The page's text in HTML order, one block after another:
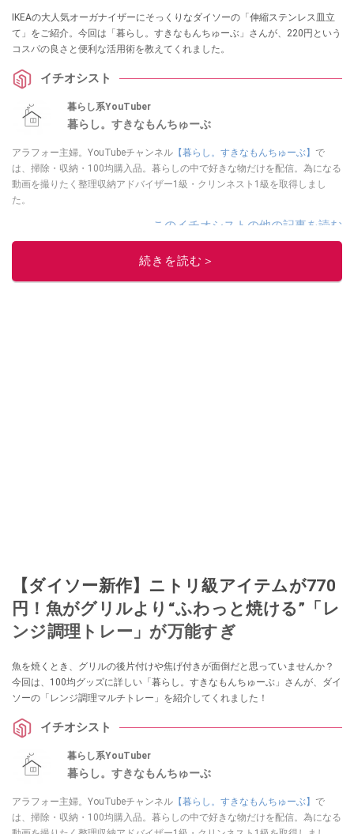
IKEAの大人気オーガナイザーにそっくりなダイソーの「伸縮ステンレス皿立
て」をご紹介。今回は「暮らし。すきなもんちゅーぶ」さんが、220円という
コスパの良さと便利な活用術を教えてくれました。
イチオシスト
暮らし系YouTuber
暮らし。すきなもんちゅーぶ
アラフォー主婦。YouTubeチャンネル 【暮らし。すきなもんちゅーぶ】 で
は、掃除・収納・100均購入品。暮らしの中で好きな物だけを配信。為になる
動画を撮りたく整理収納アドバイザー1級・クリンネスト1級を取得しまし
た。
このイチオシストの他の記事を読む
続きを読む＞
【ダイソー新作】ニトリ級アイテムが770
円！魚がグリルより“ふわっと焼ける”「レ
ンジ調理トレー」が万能すぎ
魚を焼くとき、グリルの後片付けや焦げ付きが面倒だと思っていませんか？
今回は、100均グッズに詳しい「暮らし。すきなもんちゅーぶ」さんが、ダイ
ソーの「レンジ調理マルチトレー」を紹介してくれました！
イチオシスト
暮らし系YouTuber
暮らし。すきなもんちゅーぶ
アラフォー主婦。YouTubeチャンネル 【暮らし。すきなもんちゅーぶ】 で
は、掃除・収納・100均購入品。暮らしの中で好きな物だけを配信。為になる